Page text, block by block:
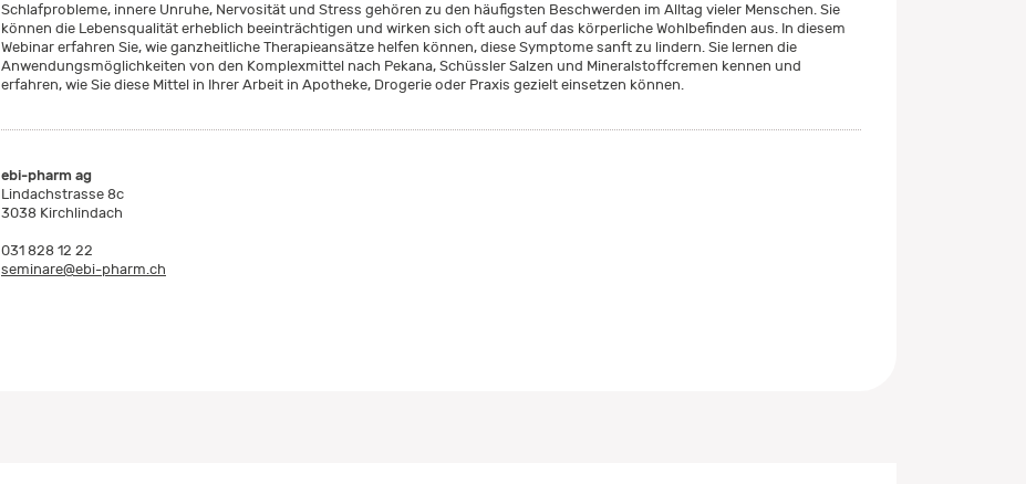
Schlafprobleme, innere Unruhe, Nervosität und Stress gehören zu den häufigsten Beschwerden im Alltag vieler Menschen. Sie
können die Lebensqualität erheblich beeinträchtigen und wirken sich oft auch auf das körperliche Wohlbefinden aus. In diesem
Webinar erfahren Sie, wie ganzheitliche Therapieansätze helfen können, diese Symptome sanft zu lindern. Sie lernen die
Anwendungsmöglichkeiten von den Komplexmittel nach Pekana, Schüssler Salzen und Mineralstoffcremen kennen und
erfahren, wie Sie diese Mittel in Ihrer Arbeit in Apotheke, Drogerie oder Praxis gezielt einsetzen können.
ebi-pharm ag
Lindachstrasse 8c
3038 Kirchlindach
031 828 12 22
seminare@ebi-pharm.ch